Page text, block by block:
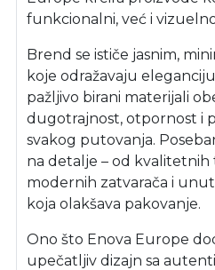
funkcionalni, već i
Brend se ističe jasnim,
koje odražavaju
pažljivo birani materijali
dugotrajnost, otpornost i
svakog putovanja.
na detalje – od kvalitetnih
modernih zatvarača i
koja olakšava pakovanje.
Ono što Enova Europe
upečatljiv dizajn sa